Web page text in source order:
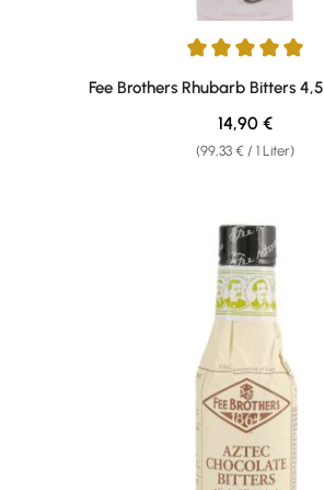
Durchschnittliche Bewertung von 5
Fee Brothers Rhubarb Bitters
(99,33 € / 1 Liter)
Regulärer
14,90 €